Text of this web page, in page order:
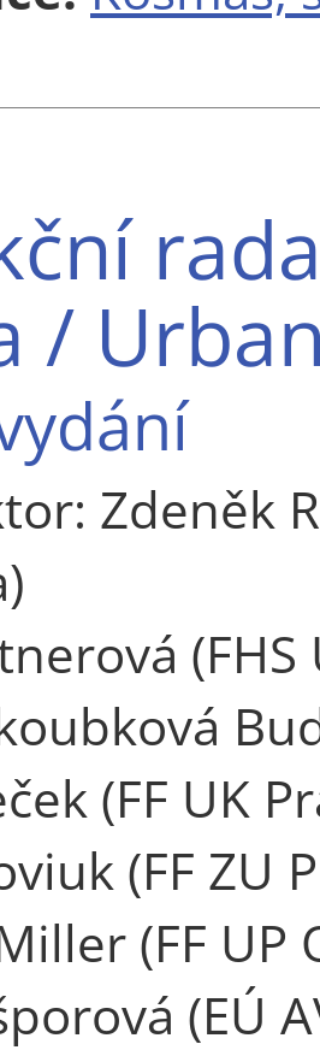
/
Zdeněk
(FHS
(FF UK
(FF ZU
(FF UP
(EÚ